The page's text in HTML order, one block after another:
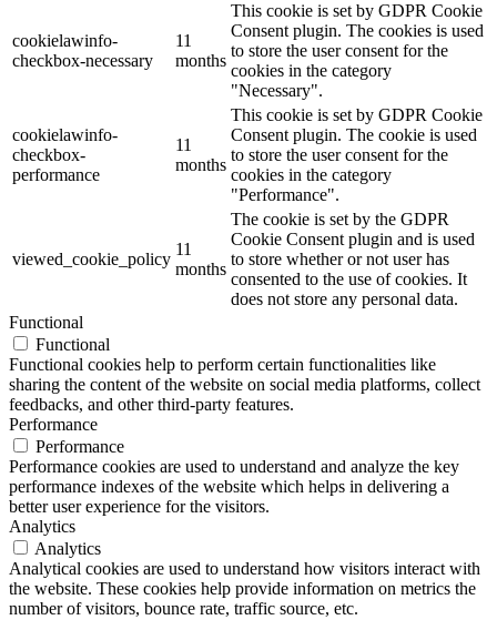
cookielawinfo-
checkbox-necessary
11
months
This cookie is set by GDPR Cookie
Consent plugin. The cookies is used
to store the user consent for the
cookies in the category
"Necessary".
cookielawinfo-
checkbox-
performance
11
months
This cookie is set by GDPR Cookie
Consent plugin. The cookie is used
to store the user consent for the
cookies in the category
"Performance".
viewed_cookie_policy
11
months
The cookie is set by the GDPR
Cookie Consent plugin and is used
to store whether or not user has
consented to the use of cookies. It
does not store any personal data.
Functional
Functional
Functional cookies help to perform certain functionalities like
sharing the content of the website on social media platforms, collect
feedbacks, and other third-party features.
Performance
Performance
Performance cookies are used to understand and analyze the key
performance indexes of the website which helps in delivering a
better user experience for the visitors.
Analytics
Analytics
Analytical cookies are used to understand how visitors interact with
the website. These cookies help provide information on metrics the
number of visitors, bounce rate, traffic source, etc.